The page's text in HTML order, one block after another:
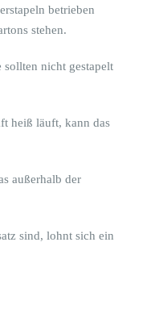
betrieben
stehen.
sollten nicht gestapelt
heiß läuft, kann das
außerhalb der
sind, lohnt sich ein